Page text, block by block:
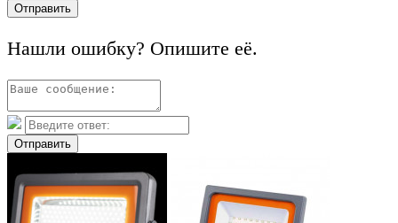
Отправить
Нашли ошибку? Опишите её.
Отправить